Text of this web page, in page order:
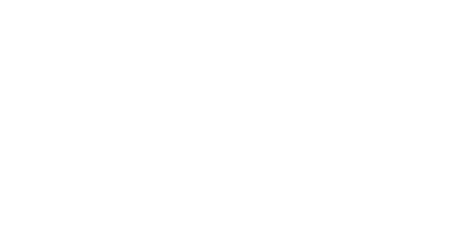
impostare l'organizzazione in modo che consenta agli utenti dell'assistenza
di accedere a un'organizzazione Salesforce come un altro utente. Un
di controllare le azioni non autorizzate eseguite utilizzando le
comporta il rischio di ignorare l'autorizzazione o la finestra delle minacce
amministratore: si finge silenziosamente un dirigente di alto livello per
risorse umane all'insaputa del dirigente Knowledge. Poiché la sessione di
di destinazione e potrebbe non richiedere una nuova contestazione per
proprietarie.